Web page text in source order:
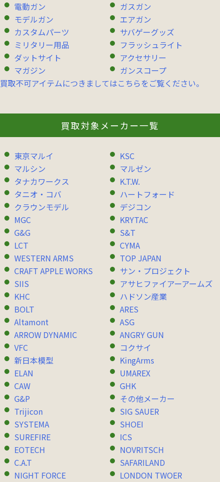
電動ガン
ガスガン
モデルガン
エアガン
カスタムパーツ
サバゲーグッズ
ミリタリー用品
フラッシュライト
ダットサイト
アクセサリー
マガジン
ガンスコープ
買取不可アイテムにつきましてはこちらをご覧ください。
買取対象メーカー一覧
東京マルイ
KSC
マルシン
マルゼン
タナカワークス
K.T.W.
タニオ・コバ
ハートフォード
クラウンモデル
デジコン
MGC
KRYTAC
G&G
S&T
LCT
CYMA
WESTERN ARMS
TOP JAPAN
CRAFT APPLE WORKS
サン・プロジェクト
SIIS
アサヒファイアーアームズ
KHC
ハドソン産業
BOLT
ARES
Altamont
ASG
ARROW DYNAMIC
ANGRY GUN
VFC
コクサイ
新日本模型
KingArms
ELAN
UMAREX
CAW
GHK
G&P
その他メーカー
Trijicon
SIG SAUER
SYSTEMA
SHOEI
SUREFIRE
ICS
EOTECH
NOVRITSCH
C.A.T
SAFARILAND
NIGHT FORCE
LONDON TWOER